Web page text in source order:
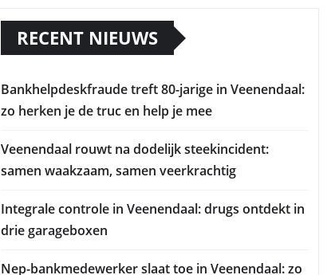
RECENT NIEUWS
Bankhelpdeskfraude treft 80-jarige in Veenendaal:
zo herken je de truc en help je mee
Veenendaal rouwt na dodelijk steekincident:
samen waakzaam, samen veerkrachtig
Integrale controle in Veenendaal: drugs ontdekt in
drie garageboxen
Nep-bankmedewerker slaat toe in Veenendaal: zo